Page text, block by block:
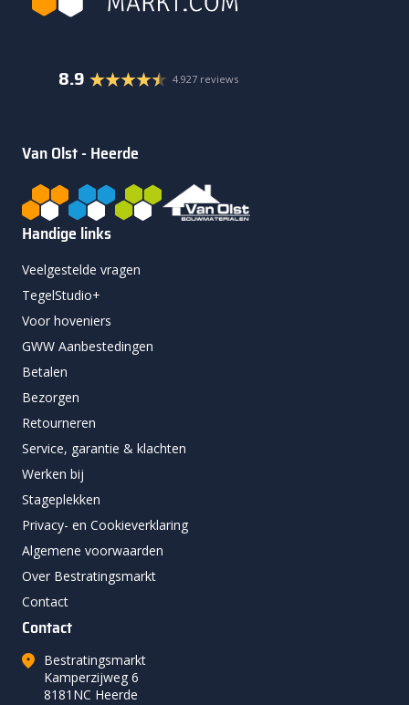
8.9 4.927 reviews
Van Olst - Heerde
Handige links
Veelgestelde vragen
TegelStudio+
Voor hoveniers
GWW Aanbestedingen
Betalen
Bezorgen
Retourneren
Service, garantie & klachten
Werken bij
Stageplekken
Privacy- en Cookieverklaring
Algemene voorwaarden
Over Bestratingsmarkt
Contact
Contact
Bestratingsmarkt
Kamperzijweg 6
8181NC Heerde